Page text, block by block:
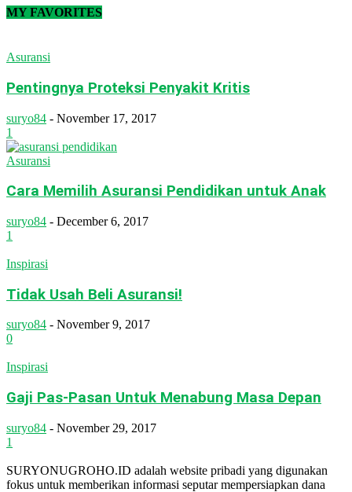
MY FAVORITES
Asuransi
Pentingnya Proteksi Penyakit Kritis
suryo84 - November 17, 2017
1
Asuransi
Cara Memilih Asuransi Pendidikan untuk Anak
suryo84 - December 6, 2017
1
Inspirasi
Tidak Usah Beli Asuransi!
suryo84 - November 9, 2017
0
Inspirasi
Gaji Pas-Pasan Untuk Menabung Masa Depan
suryo84 - November 29, 2017
1
SURYONUGROHO.ID adalah website pribadi yang digunakan
fokus untuk memberikan informasi seputar mempersiapkan dana